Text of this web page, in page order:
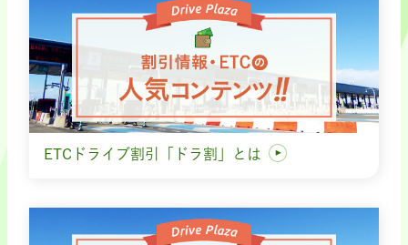
ETCドライブ割引「ドラ割」とは